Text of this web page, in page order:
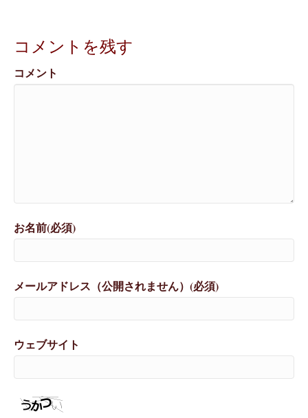
コメントを残す
コメント
お名前(必須)
メールアドレス（公開されません）(必須)
ウェブサイト